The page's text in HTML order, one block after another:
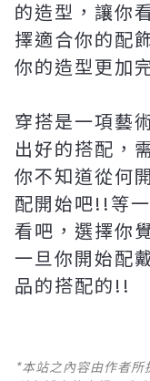
的造型，讓你
擇適合你的配
你的造型更加
穿搭是一項藝
出好的搭配，
你不知道從何
配開始吧!!等
看吧，選擇你
一旦你開始配
品的搭配的!!
*本站之內容由作者